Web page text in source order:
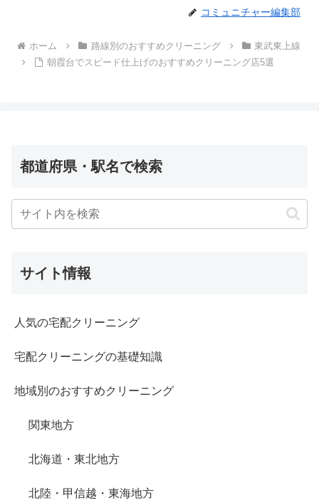
コミュニチャー編集部
ホーム 路線別のおすすめクリーニング
東武東上線
朝霞台でスピード仕上げのおすすめクリーニング店5選
都道府県・駅名で検索
サイト情報
人気の宅配クリーニング
宅配クリーニングの基礎知識
地域別のおすすめクリーニング
関東地方
北海道・東北地方
北陸・甲信越・東海地方